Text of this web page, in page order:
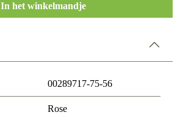
In het winkelmandje
00289717-75-56
Rose